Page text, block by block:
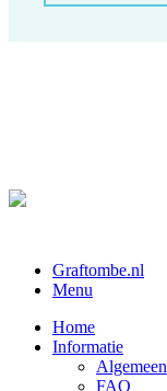
Graftombe.nl
Menu
Home
Informatie
Algemeen
FAQ